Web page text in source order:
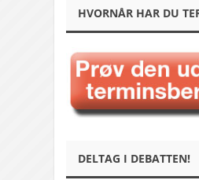
HVORNÅR HAR DU
DELTAG I DEBATTEN!